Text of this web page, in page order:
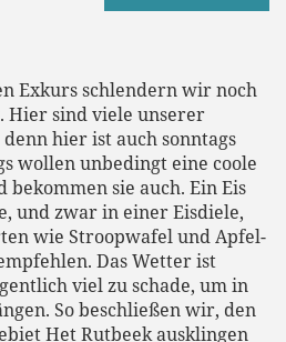
Exkurs schlendern wir noch
Hier sind viele unserer
hier ist auch sonntags
wollen unbedingt eine coole
bekommen sie auch. Ein Eis
und zwar in einer Eisdiele,
wie Stroopwafel und Apfel-
Das Wetter ist
viel zu schade, um in
So beschließen wir, den
Het Rutbeek ausklingen